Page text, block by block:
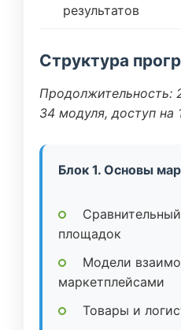
результатов
Структура
Продолжительность:
34 модуля, доступ на
Блок 1. Основы
площадок
Модели
маркетплейсами
Товары и